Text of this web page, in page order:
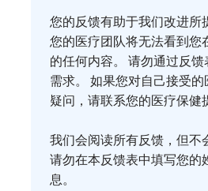
我
们
您
的
想
您的反馈有助于我们改进所
您的医疗团队将无法看到您
的任何内容。 请勿通过反
需求。 如果您对自己接受
疑问，请联系您的医疗保健
我们会阅读所有反馈，但不
请勿在本反馈表中填写您的
息。